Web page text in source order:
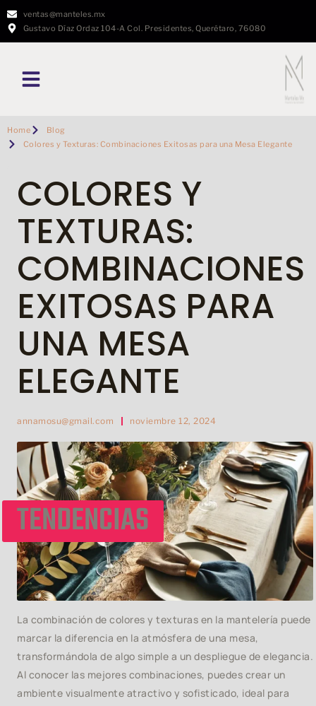
ventas@manteles.mx
Gustavo Díaz Ordaz 104-A Col. Presidentes, Querétaro, 76080
Home
Blog
Colores y Texturas: Combinaciones Exitosas para una Mesa Elegante
COLORES Y
TEXTURAS:
COMBINACIONES
EXITOSAS PARA
UNA MESA
ELEGANTE
annamosu@gmail.com noviembre 12, 2024
TENDENCIAS
La combinación de colores y texturas en la mantelería puede
marcar la diferencia en la atmósfera de una mesa,
transformándola de algo simple a un despliegue de elegancia.
Al conocer las mejores combinaciones, puedes crear un
ambiente visualmente atractivo y sofisticado, ideal para